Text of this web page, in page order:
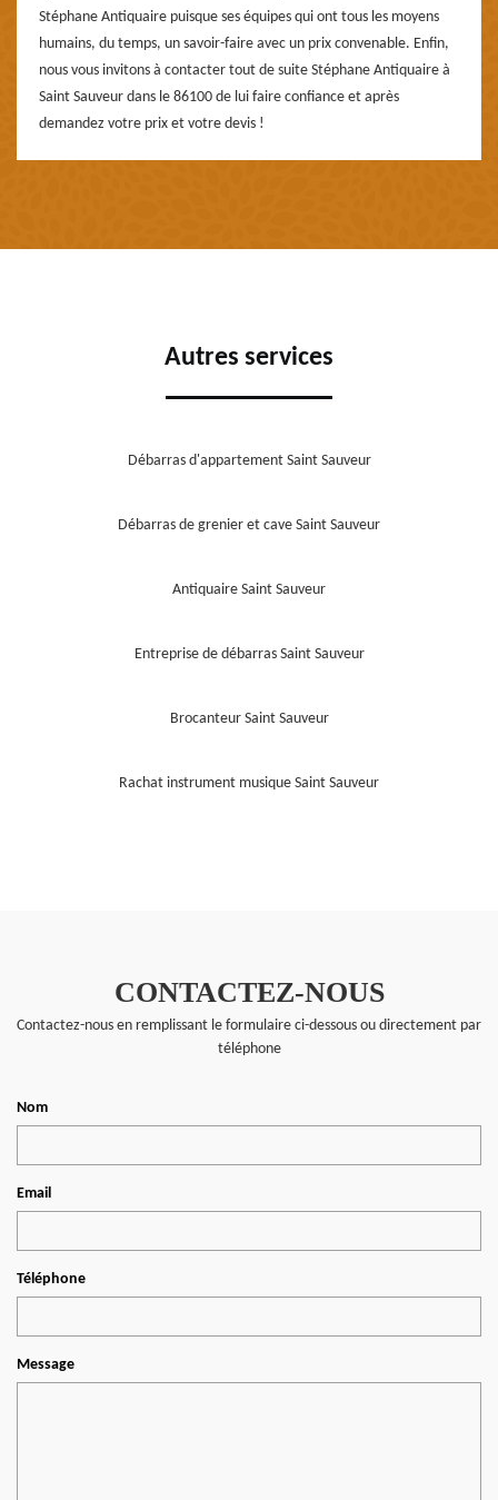
Stéphane Antiquaire puisque ses équipes qui ont tous les moyens
humains, du temps, un savoir-faire avec un prix convenable. Enfin,
nous vous invitons à contacter tout de suite Stéphane Antiquaire à
Saint Sauveur dans le 86100 de lui faire confiance et après
demandez votre prix et votre devis !
Autres services
Débarras d'appartement Saint Sauveur
Débarras de grenier et cave Saint Sauveur
Antiquaire Saint Sauveur
Entreprise de débarras Saint Sauveur
Brocanteur Saint Sauveur
Rachat instrument musique Saint Sauveur
CONTACTEZ-NOUS
Contactez-nous en remplissant le formulaire ci-dessous ou directement par
téléphone
Nom
Email
Téléphone
Message